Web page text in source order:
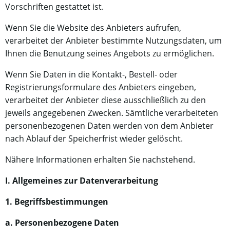
Vorschriften gestattet ist.
Wenn Sie die Website des Anbieters aufrufen,
verarbeitet der Anbieter bestimmte Nutzungsdaten, um
Ihnen die Benutzung seines Angebots zu ermöglichen.
Wenn Sie Daten in die Kontakt-, Bestell- oder
Registrierungsformulare des Anbieters eingeben,
verarbeitet der Anbieter diese ausschließlich zu den
jeweils angegebenen Zwecken. Sämtliche verarbeiteten
personenbezogenen Daten werden von dem Anbieter
nach Ablauf der Speicherfrist wieder gelöscht.
Nähere Informationen erhalten Sie nachstehend.
I. Allgemeines zur Datenverarbeitung
1. Begriffsbestimmungen
a. Personenbezogene Daten